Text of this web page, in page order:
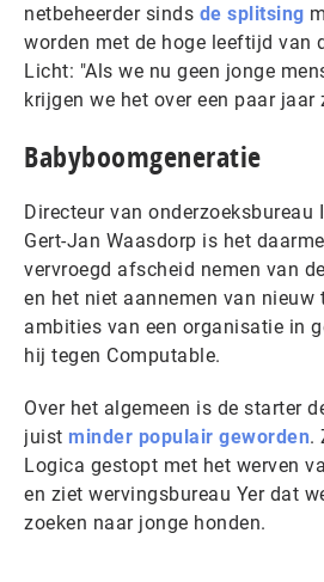
netbeheerder sinds de splitsing
worden met de hoge leeftijd van
Licht: "Als we nu geen jonge
krijgen we het over een paar jaar
Babyboomgeneratie
Directeur van onderzoeksbureau
Gert-Jan Waasdorp is het
vervroegd afscheid nemen van
en het niet aannemen van nieuw
ambities van een organisatie in
hij tegen Computable.
Over het algemeen is de starter
juist minder populair geworden.
Logica gestopt met het werven
en ziet wervingsbureau Yer dat
zoeken naar jonge honden.